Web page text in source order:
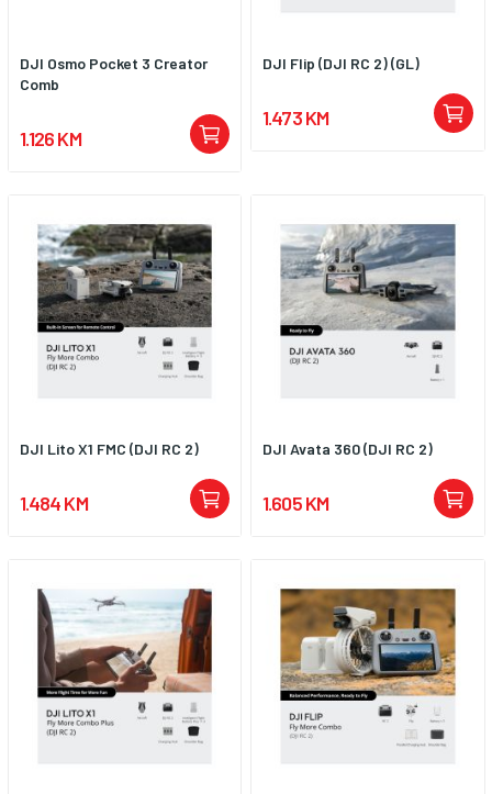
DJI Osmo Pocket 3 Creator
Comb
1.126 KM
DJI Flip (DJI RC 2) (GL)
1.473 KM
DJI Lito X1 FMC (DJI RC 2)
1.484 KM
DJI Avata 360 (DJI RC 2)
1.605 KM